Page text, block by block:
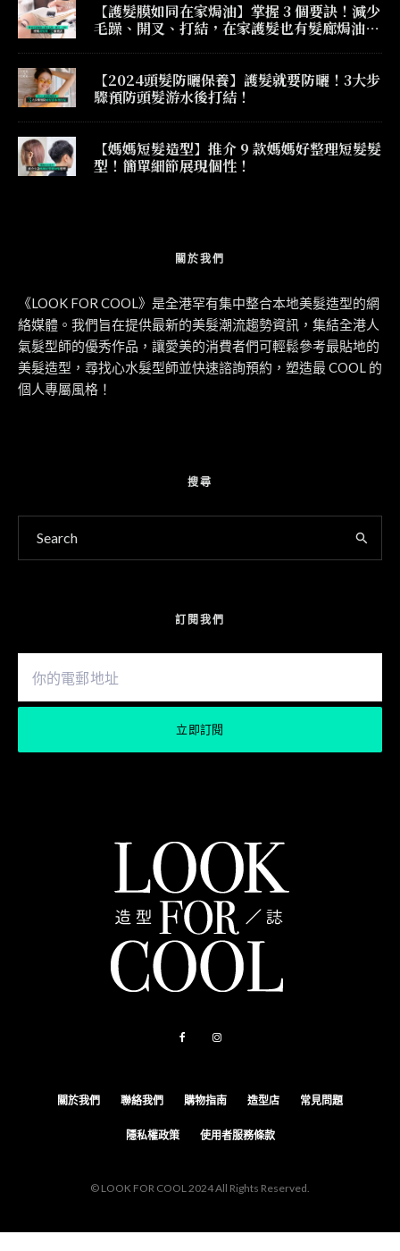
【護髮膜如同在家焗油】掌握 3 個要訣！減少
毛躁、開叉、打結，在家護髮也有髮廊焗油效
【2024頭髮防曬保養】護髮就要防曬！3大步
驟預防頭髮游水後打結！
【媽媽短髮造型】推介 9 款媽媽好整理短髮髮
型！簡單細節展現個性！
關於我們
《LOOK FOR COOL》是全港罕有集中整合本地美髮造型的網
絡媒體。我們旨在提供最新的美髮潮流趨勢資訊，集結全港人
氣髮型師的優秀作品，讓愛美的消費者們可輕鬆參考最貼地的
美髮造型，尋找心水髮型師並快速諮詢預約，塑造最 COOL 的
個人專屬風格！
搜尋
訂閱我們
關於我們 聯絡我們 購物指南 造型店 常見問題
隱私權政策 使用者服務條款
© LOOK FOR COOL 2024 All Rights Reserved.